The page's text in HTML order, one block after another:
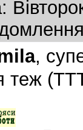
,
теж